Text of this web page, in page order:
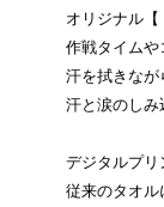
オリジナル
作戦タイムや
汗を拭きなが
汗と涙のしみ
デジタルプリ
従来のタオル